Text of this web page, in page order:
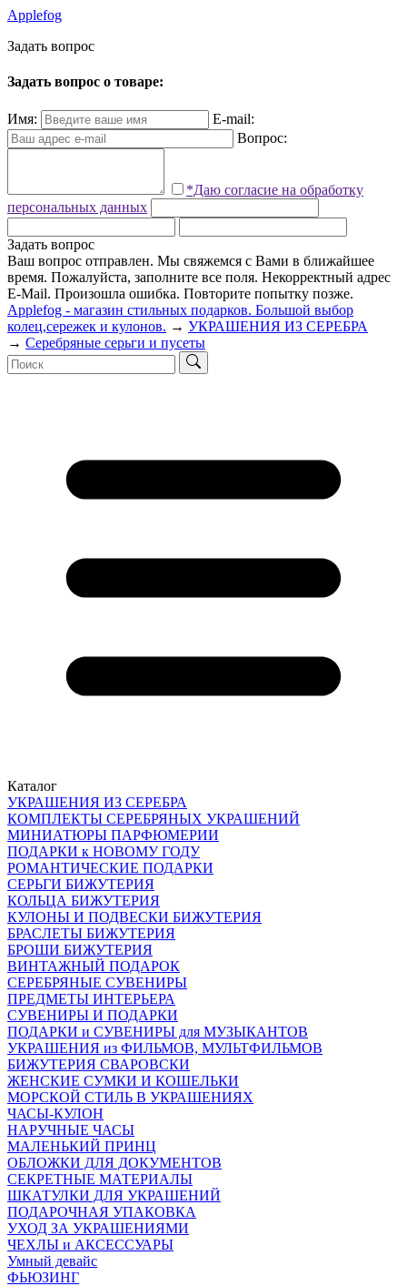
Applefog
Задать вопрос
Задать вопрос о товаре:
Имя:
E-mail:
Вопрос:
*Даю согласие на обработку
персональных данных
Задать вопрос
Ваш вопрос отправлен. Мы свяжемся с Вами в ближайшее
время. Пожалуйста, заполните все поля. Некорректный адрес
E-Mail. Произошла ошибка. Повторите попытку позже.
Applefog - магазин стильных подарков. Большой выбор
колец,сережек и кулонов. → УКРАШЕНИЯ ИЗ СЕРЕБРА
→ Серебряные серьги и пусеты
Каталог
УКРАШЕНИЯ ИЗ СЕРЕБРА
КОМПЛЕКТЫ СЕРЕБРЯНЫХ УКРАШЕНИЙ
МИНИАТЮРЫ ПАРФЮМЕРИИ
ПОДАРКИ к НОВОМУ ГОДУ
РОМАНТИЧЕСКИЕ ПОДАРКИ
СЕРЬГИ БИЖУТЕРИЯ
КОЛЬЦА БИЖУТЕРИЯ
КУЛОНЫ И ПОДВЕСКИ БИЖУТЕРИЯ
БРАСЛЕТЫ БИЖУТЕРИЯ
БРОШИ БИЖУТЕРИЯ
ВИНТАЖНЫЙ ПОДАРОК
СЕРЕБРЯНЫЕ СУВЕНИРЫ
ПРЕДМЕТЫ ИНТЕРЬЕРА
СУВЕНИРЫ И ПОДАРКИ
ПОДАРКИ и СУВЕНИРЫ для МУЗЫКАНТОВ
УКРАШЕНИЯ из ФИЛЬМОВ, МУЛЬТФИЛЬМОВ
БИЖУТЕРИЯ СВАРОВСКИ
ЖЕНСКИЕ СУМКИ И КОШЕЛЬКИ
МОРСКОЙ СТИЛЬ В УКРАШЕНИЯХ
ЧАСЫ-КУЛОН
НАРУЧНЫЕ ЧАСЫ
МАЛЕНЬКИЙ ПРИНЦ
ОБЛОЖКИ ДЛЯ ДОКУМЕНТОВ
СЕКРЕТНЫЕ МАТЕРИАЛЫ
ШКАТУЛКИ ДЛЯ УКРАШЕНИЙ
ПОДАРОЧНАЯ УПАКОВКА
УХОД ЗА УКРАШЕНИЯМИ
ЧEХЛЫ и АКСЕССУАРЫ
Умный девайс
ФЬЮЗИНГ